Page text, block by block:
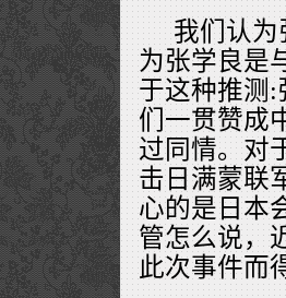
我们认
为张学良是
于这种推测:
们一贯赞成
过同情。对
击日满蒙联
心的是日本
管怎么说，
此次事件而